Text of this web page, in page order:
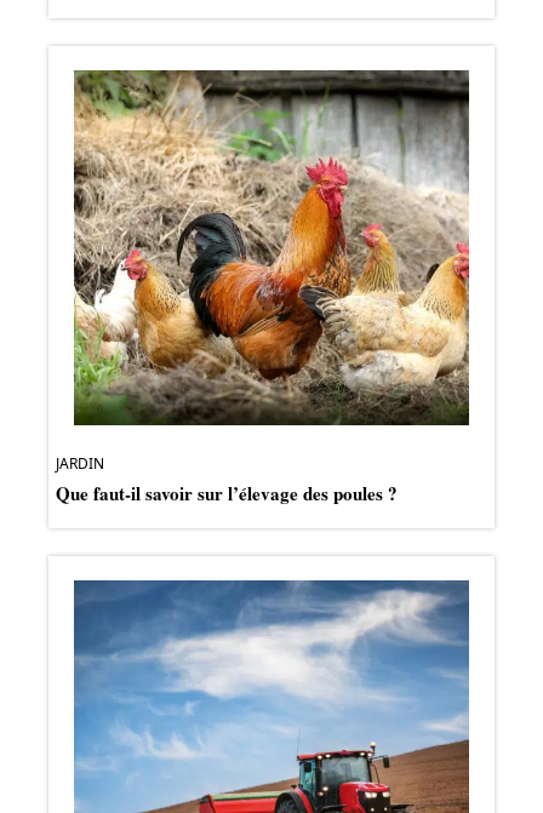
JARDIN
Que faut-il savoir sur l’élevage des poules ?